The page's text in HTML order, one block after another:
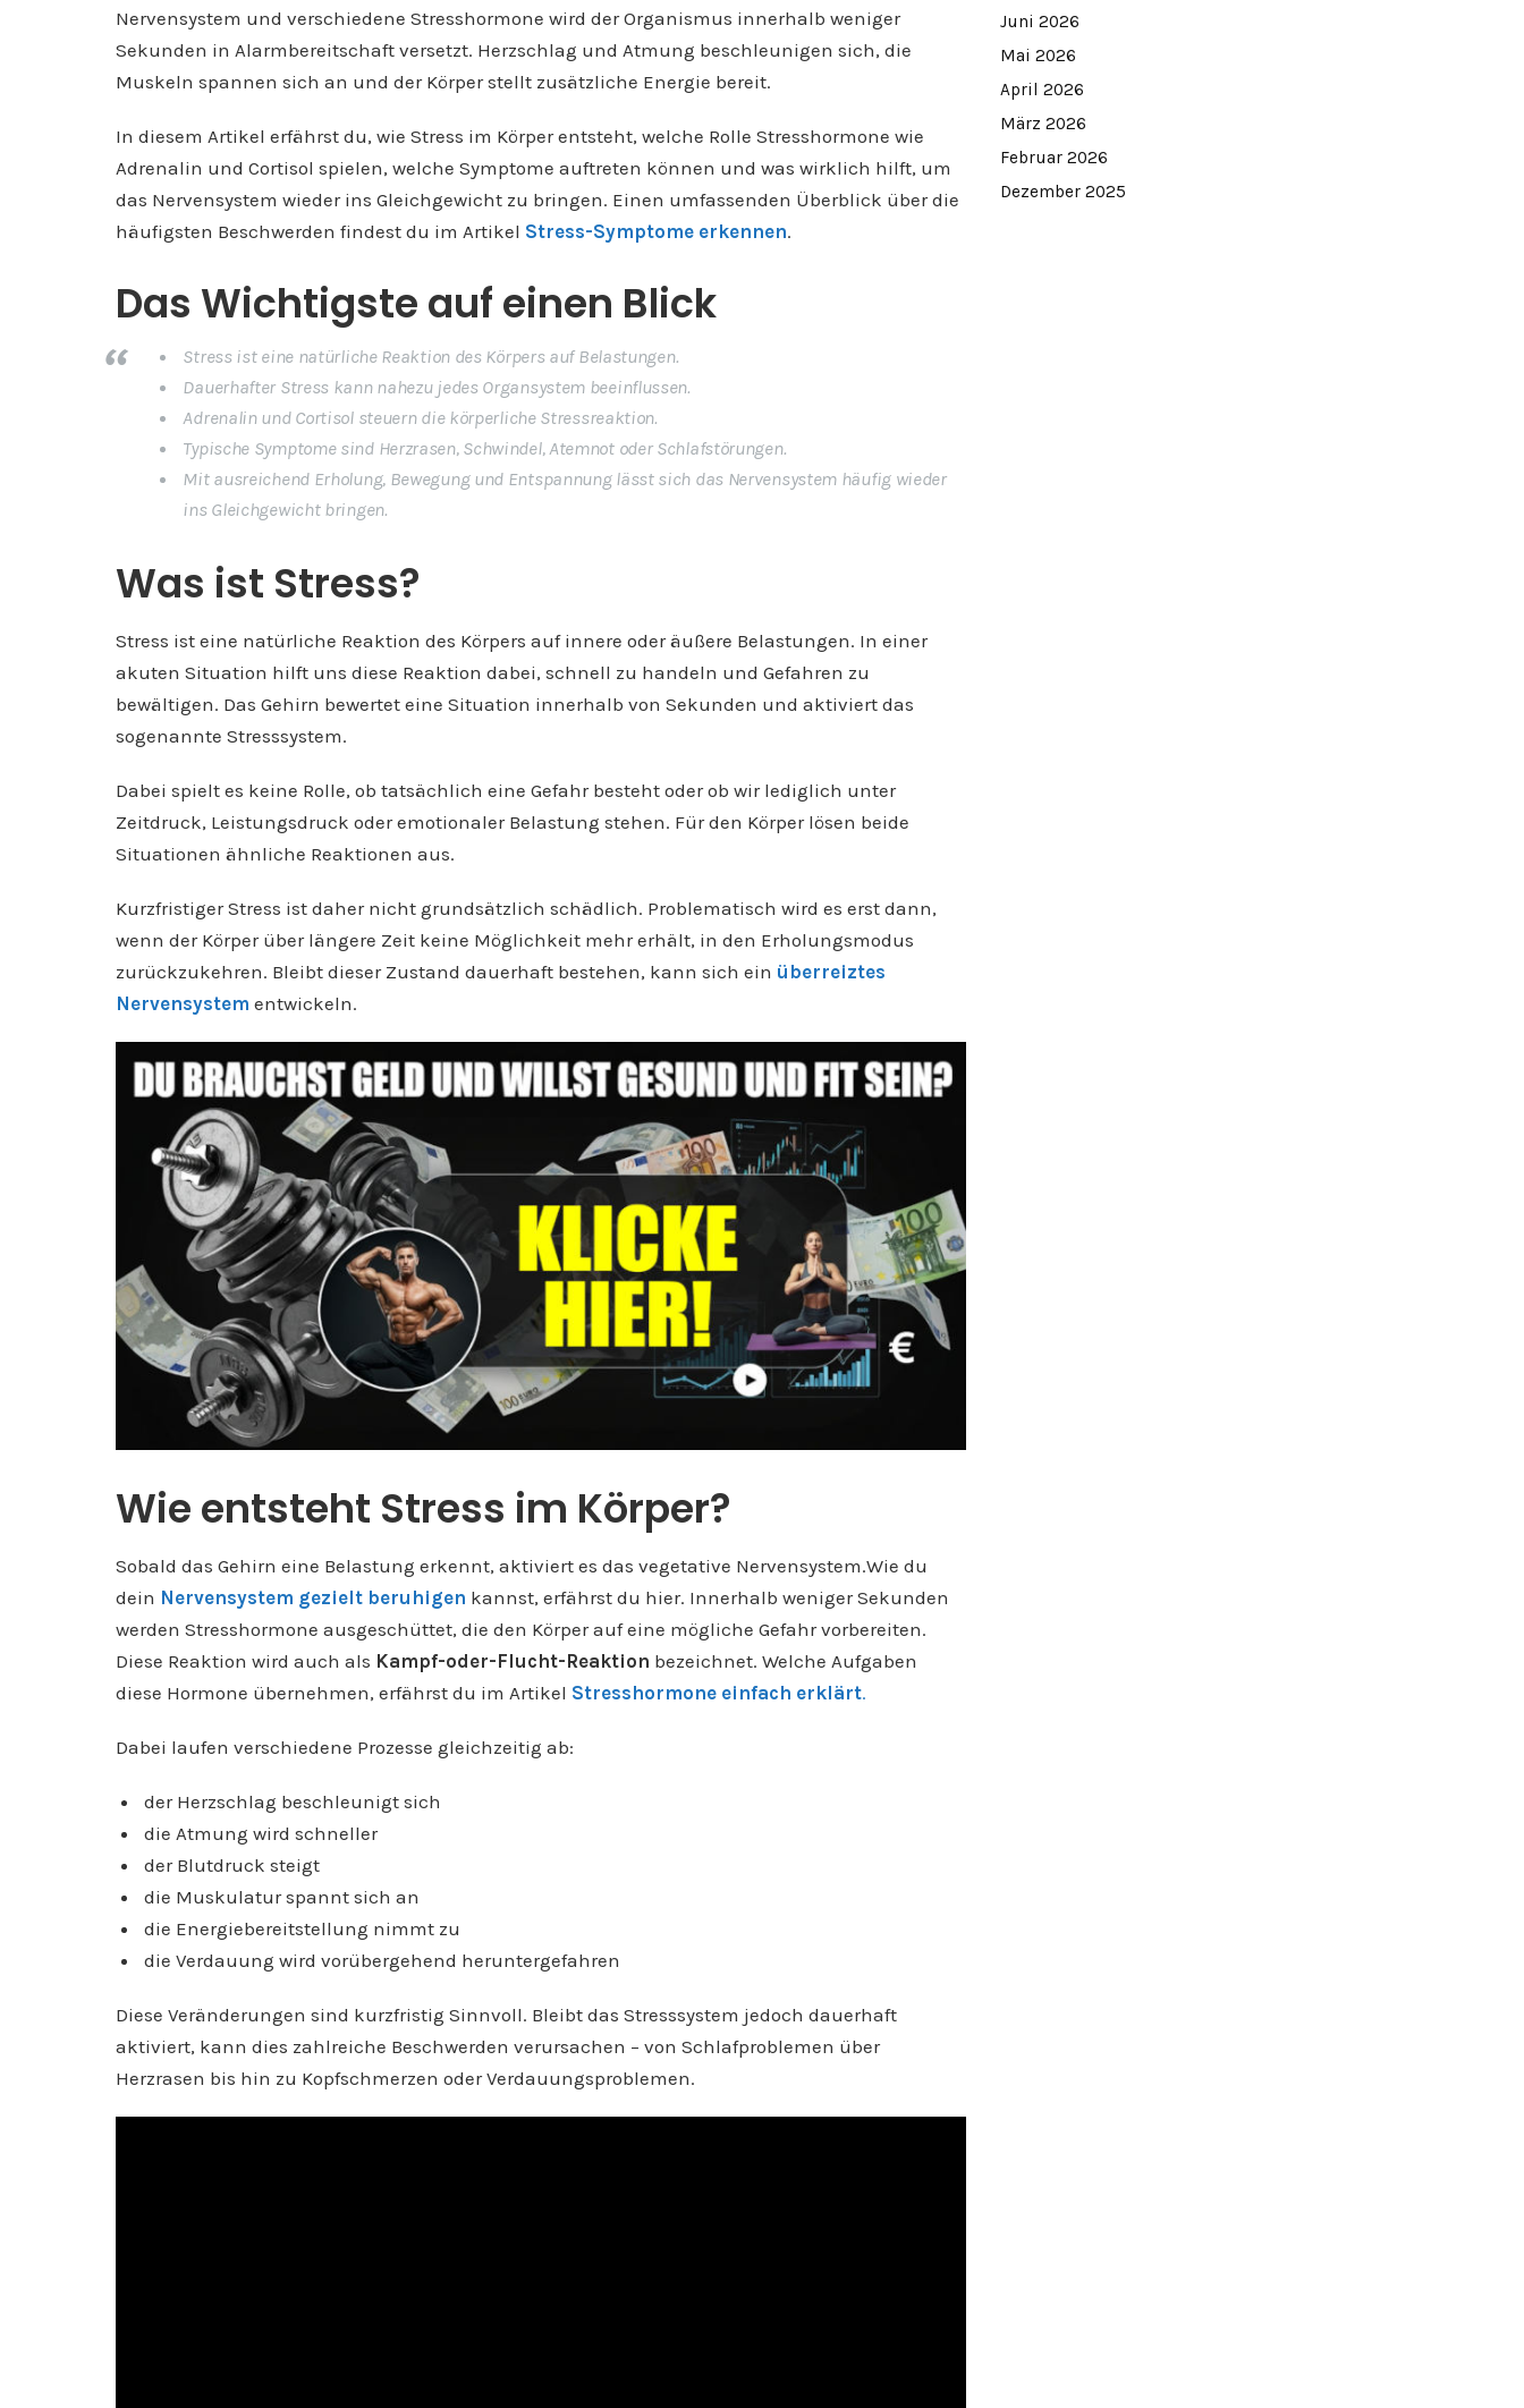
Nervensystem und verschiedene Stresshormone wird der Organismus innerhalb weniger
Sekunden in Alarmbereitschaft versetzt. Herzschlag und Atmung beschleunigen sich, die
Muskeln spannen sich an und der Körper stellt zusätzliche Energie bereit.
In diesem Artikel erfährst du, wie Stress im Körper entsteht, welche Rolle Stresshormone wie
Adrenalin und Cortisol spielen, welche Symptome auftreten können und was wirklich hilft, um
das Nervensystem wieder ins Gleichgewicht zu bringen. Einen umfassenden Überblick über die
häufigsten Beschwerden findest du im Artikel Stress-Symptome erkennen.
Das Wichtigste auf einen Blick
Stress ist eine natürliche Reaktion des Körpers auf Belastungen.
Dauerhafter Stress kann nahezu jedes Organsystem beeinflussen.
Adrenalin und Cortisol steuern die körperliche Stressreaktion.
Typische Symptome sind Herzrasen, Schwindel, Atemnot oder Schlafstörungen.
Mit ausreichend Erholung, Bewegung und Entspannung lässt sich das Nervensystem häufig wieder
ins Gleichgewicht bringen.
Was ist Stress?
Stress ist eine natürliche Reaktion des Körpers auf innere oder äußere Belastungen. In einer
akuten Situation hilft uns diese Reaktion dabei, schnell zu handeln und Gefahren zu
bewältigen. Das Gehirn bewertet eine Situation innerhalb von Sekunden und aktiviert das
sogenannte Stresssystem.
Dabei spielt es keine Rolle, ob tatsächlich eine Gefahr besteht oder ob wir lediglich unter
Zeitdruck, Leistungsdruck oder emotionaler Belastung stehen. Für den Körper lösen beide
Situationen ähnliche Reaktionen aus.
Kurzfristiger Stress ist daher nicht grundsätzlich schädlich. Problematisch wird es erst dann,
wenn der Körper über längere Zeit keine Möglichkeit mehr erhält, in den Erholungsmodus
zurückzukehren. Bleibt dieser Zustand dauerhaft bestehen, kann sich ein überreiztes
Nervensystem entwickeln.
Wie entsteht Stress im Körper?
Sobald das Gehirn eine Belastung erkennt, aktiviert es das vegetative Nervensystem.Wie du
dein Nervensystem gezielt beruhigen kannst, erfährst du hier. Innerhalb weniger Sekunden
werden Stresshormone ausgeschüttet, die den Körper auf eine mögliche Gefahr vorbereiten.
Diese Reaktion wird auch als Kampf-oder-Flucht-Reaktion bezeichnet. Welche Aufgaben
diese Hormone übernehmen, erfährst du im Artikel Stresshormone einfach erklärt.
Dabei laufen verschiedene Prozesse gleichzeitig ab:
der Herzschlag beschleunigt sich
die Atmung wird schneller
der Blutdruck steigt
die Muskulatur spannt sich an
die Energiebereitstellung nimmt zu
die Verdauung wird vorübergehend heruntergefahren
Diese Veränderungen sind kurzfristig Sinnvoll. Bleibt das Stresssystem jedoch dauerhaft
aktiviert, kann dies zahlreiche Beschwerden verursachen – von Schlafproblemen über
Herzrasen bis hin zu Kopfschmerzen oder Verdauungsproblemen.
Juni 2026
Mai 2026
April 2026
März 2026
Februar 2026
Dezember 2025